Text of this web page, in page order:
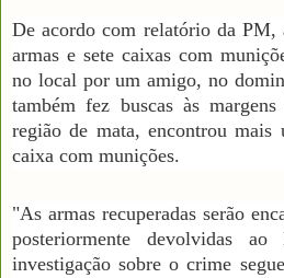
De acordo com relatório da PM,
armas e sete caixas com
no local por um amigo, no
também fez buscas às
região de mata, encontrou mais
caixa com munições.
"As armas recuperadas serão
posteriormente devolvidas
investigação sobre o crime